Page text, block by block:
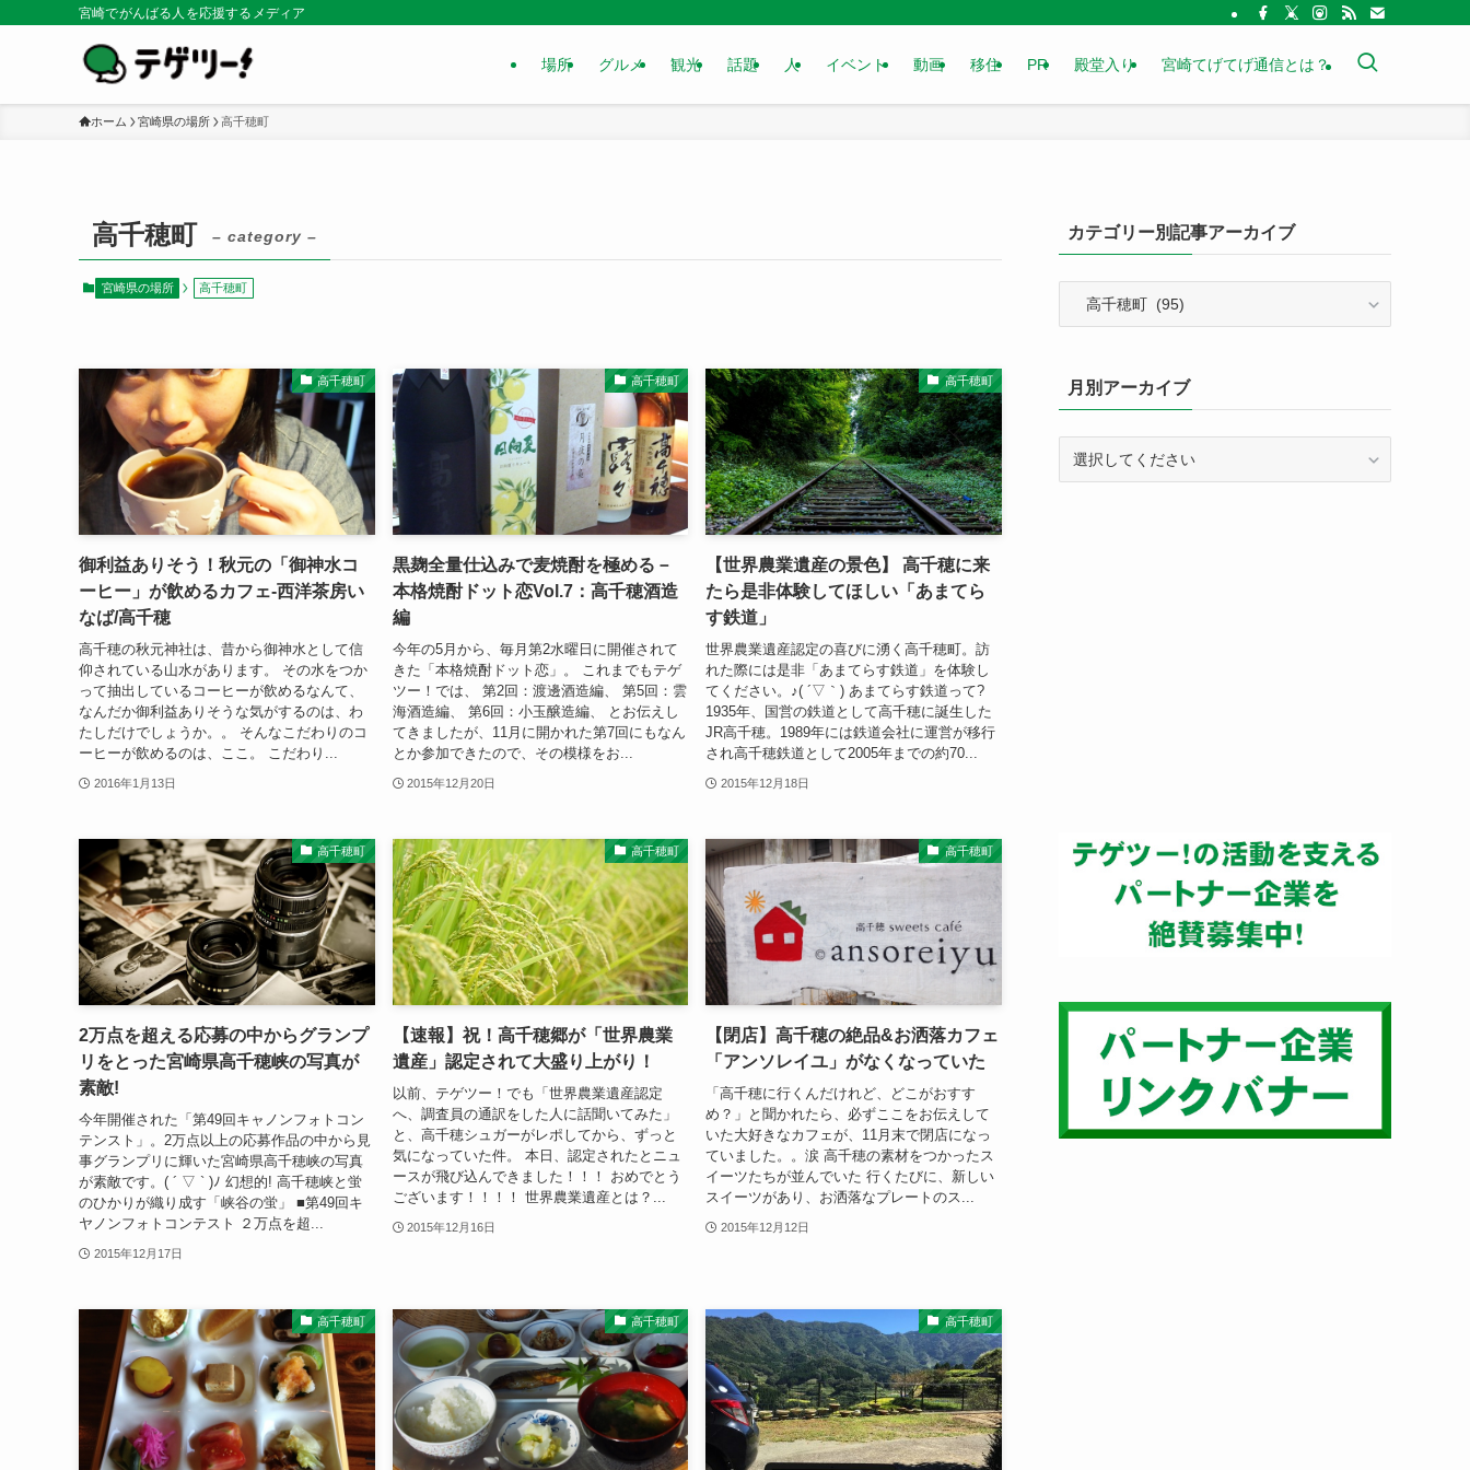
宮崎でがんばる人を応援するメディア
場所 グルメ 観光 話題 人 イベント 動画 移住 PR 殿堂入り 宮崎てげてげ通信とは？
ホーム 宮崎県の場所 高千穂町
高千穂町 – category –
宮崎県の場所 高千穂町
高千穂町
御利益ありそう！秋元の「御神水コ
ーヒー」が飲めるカフェ-西洋茶房い
なば/高千穂
高千穂の秋元神社は、昔から御神水として信
仰されている山水があります。 その水をつか
って抽出しているコーヒーが飲めるなんて、
なんだか御利益ありそうな気がするのは、わ
たしだけでしょうか。。 そんなこだわりのコ
ーヒーが飲めるのは、ここ。 こだわり...
2016年1月13日
高千穂町
黒麹全量仕込みで麦焼酎を極める－
本格焼酎ドット恋Vol.7：高千穂酒造
編
今年の5月から、毎月第2水曜日に開催されて
きた「本格焼酎ドット恋」。 これまでもテゲ
ツー！では、 第2回：渡邊酒造編、 第5回：雲
海酒造編、 第6回：小玉醸造編、 とお伝えし
てきましたが、11月に開かれた第7回にもなん
とか参加できたので、その模様をお...
2015年12月20日
高千穂町
【世界農業遺産の景色】 高千穂に来
たら是非体験してほしい「あまてら
す鉄道」
世界農業遺産認定の喜びに湧く高千穂町。訪
れた際には是非「あまてらす鉄道」を体験し
てください。♪( ´▽｀) あまてらす鉄道って?
1935年、国営の鉄道として高千穂に誕生した
JR高千穂。1989年には鉄道会社に運営が移行
され高千穂鉄道として2005年までの約70...
2015年12月18日
高千穂町
2万点を超える応募の中からグランプ
リをとった宮崎県高千穂峡の写真が
素敵!
今年開催された「第49回キャノンフォトコン
テンスト」。2万点以上の応募作品の中から見
事グランプリに輝いた宮崎県高千穂峡の写真
が素敵です。( ´ ▽ ` )ﾉ 幻想的! 高千穂峡と蛍
のひかりが織り成す「峡谷の蛍」 ■第49回キ
ヤノンフォトコンテスト ２万点を超...
2015年12月17日
高千穂町
【速報】祝！高千穂郷が「世界農業
遺産」認定されて大盛り上がり！
以前、テゲツー！でも「世界農業遺産認定
へ、調査員の通訳をした人に話聞いてみた」
と、高千穂シュガーがレポしてから、ずっと
気になっていた件。 本日、認定されたとニュ
ースが飛び込んできました！！！ おめでとう
ございます！！！！ 世界農業遺産とは？...
2015年12月16日
高千穂町
【閉店】高千穂の絶品&お洒落カフェ
「アンソレイユ」がなくなっていた
「高千穂に行くんだけれど、どこがおすす
め？」と聞かれたら、必ずここをお伝えして
いた大好きなカフェが、11月末で閉店になっ
ていました。。涙 高千穂の素材をつかったス
イーツたちが並んでいた 行くたびに、新しい
スイーツがあり、お洒落なプレートのス...
2015年12月12日
高千穂町 高千穂町 高千穂町
カテゴリー別記事アーカイブ
ー
別
記
ア
月別アーカイブ